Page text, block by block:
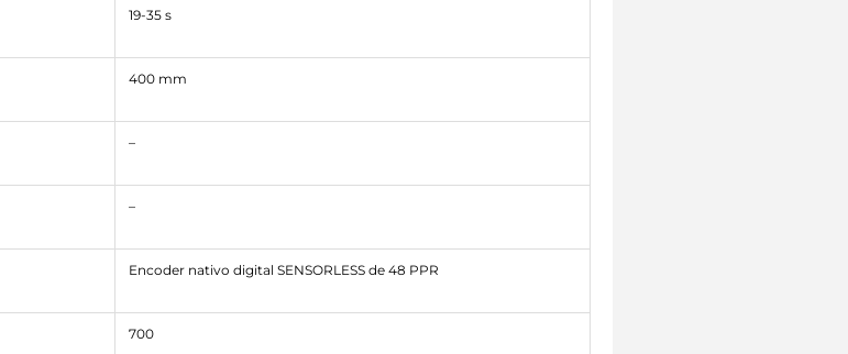
19-35 s
400 mm
–
–
Encoder nativo digital SENSORLESS de 48 PPR
700